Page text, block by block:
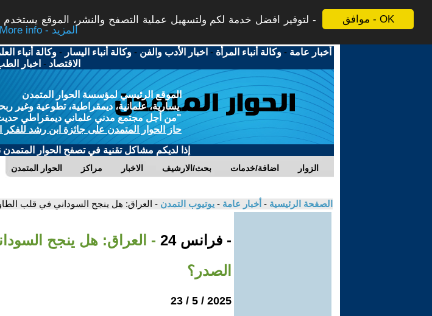
موافق - OK
لتوفير افضل خدمة لكم ولتسهيل عملية التصفح والنشر، الموقع
More info - المزيد
أخبار عامة -وكالة أنباء المرأة - اخبار الأدب والفن -وكالة أنباء اليسار -وكالة أنباء
الاقتصاد - اخبار
الموقع الرئيسي لمؤسسة الحوار المتمدن
يسارية، علمانية، ديمقراطية، تطوعية وغير
"من أجل مجتمع مدني علماني ديمقراطي حديث
حاز الحوار المتمدن على جائزة ابن رشد للفكر
إذا لديكم مشاكل تقنية في تصفح الحوار المتمدن
الحوار المتمدن مراكز الاخبار بحث/الارشيف اضافة/خدمات الزوار
الصفحة الرئيسية - أخبار عامة - يوتيوب التمدن - العراق: هل ينجح السوداني في قلب
- فرانس 24
- العراق: هل ينجح
الصدر؟
2025 / 5 / 23